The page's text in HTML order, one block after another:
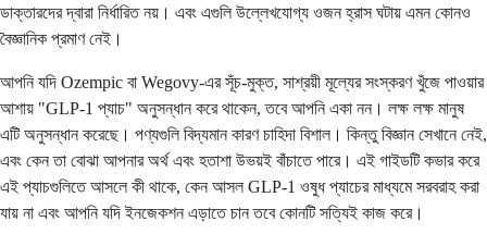
ডাক্তারদের দ্বারা নির্ধারিত নয়। এবং এগুলি উল্লেখযোগ্য ওজন হ্রাস ঘটায় এমন কোনও
বৈজ্ঞানিক প্রমাণ নেই।
আপনি যদি Ozempic বা Wegovy-এর সূঁচ-মুক্ত, সাশ্রয়ী মূল্যের সংস্করণ খুঁজে পাওয়ার
আশায় "GLP-1 প্যাচ" অনুসন্ধান করে থাকেন, তবে আপনি একা নন। লক্ষ লক্ষ মানুষ
এটি অনুসন্ধান করেছে। পণ্যগুলি বিদ্যমান কারণ চাহিদা বিশাল। কিন্তু বিজ্ঞান সেখানে নেই,
এবং কেন তা বোঝা আপনার অর্থ এবং হতাশা উভয়ই বাঁচাতে পারে। এই গাইডটি কভার করে
এই প্যাচগুলিতে আসলে কী থাকে, কেন আসল GLP-1 ওষুধ প্যাচের মাধ্যমে সরবরাহ করা
যায় না এবং আপনি যদি ইনজেকশন এড়াতে চান তবে কোনটি সত্যিই কাজ করে।